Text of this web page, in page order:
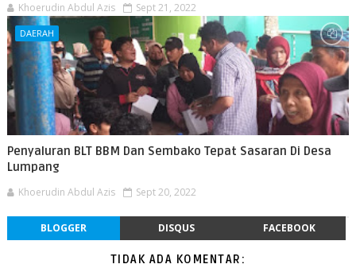
Khoerudin Abdul Azis Sept 21, 2022
DAERAH
Penyaluran BLT BBM Dan Sembako Tepat Sasaran Di Desa
Lumpang
Khoerudin Abdul Azis Sept 20, 2022
BLOGGER DISQUS FACEBOOK
TIDAK ADA KOMENTAR: